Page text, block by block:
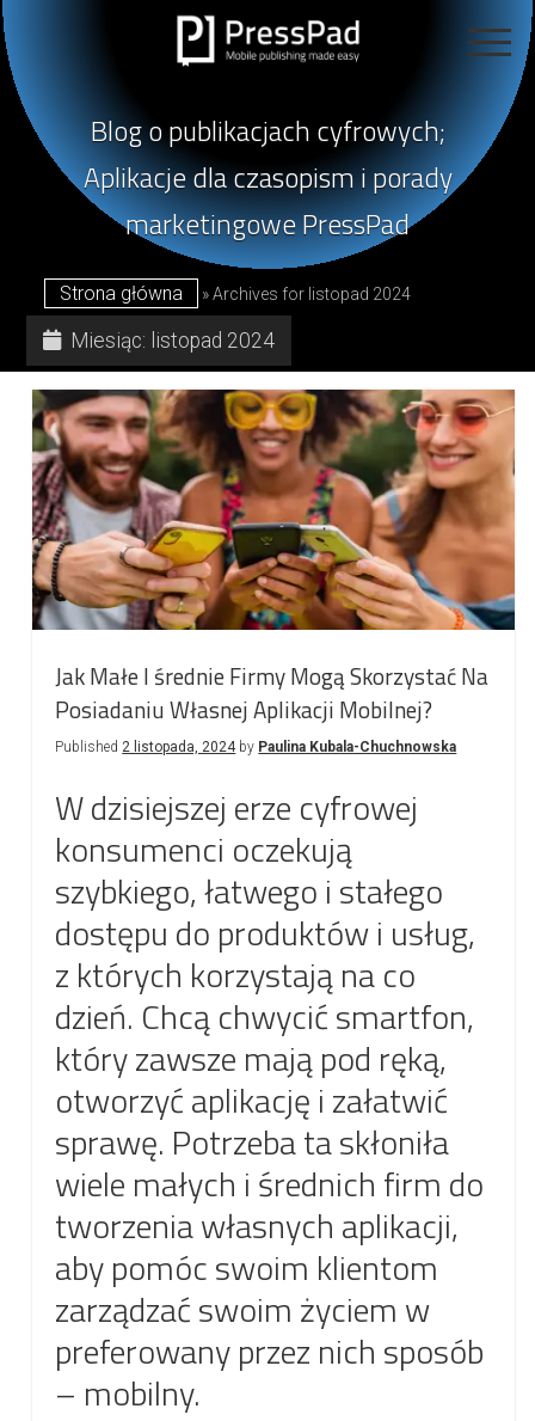
KATEGORIE
dropdown
menu
Publikowanie Magazynów Cyfrowych
Mobile Publishing 101
Publikacja Mobilna
Publikowanie W Sieci
Projektowanie Czasopism
Studia Przypadków
Wywiady
Marketing Aplikacji
Sprzedaż Czasopism
OFERTA
KONTAKT
Blog
poświęcony
cyfrowym
prowadzony
przez
PressPad
Blog o publikacjach cyfrowych;
Aplikacje dla czasopism i porady
marketingowe PressPad
otwarte
menu
Strona główna »Archives for listopad 2024
Miesiąc: listopad 2024
Jak Małe I średnie Firmy Mogą Skorzystać Na
Posiadaniu Własnej Aplikacji Mobilnej?
Published2 listopada, 2024by Paulina Kubala-Chuchnowska
W dzisiejszej erze cyfrowej
konsumenci oczekują
szybkiego, łatwego i stałego
dostępu do produktów i usług,
z których korzystają na co
dzień. Chcą chwycić smartfon,
który zawsze mają pod ręką,
otworzyć aplikację i załatwić
sprawę. Potrzeba ta skłoniła
wiele małych i średnich firm do
tworzenia własnych aplikacji,
aby pomóc swoim klientom
zarządzać swoim życiem w
preferowany przez nich sposób
– mobilny.